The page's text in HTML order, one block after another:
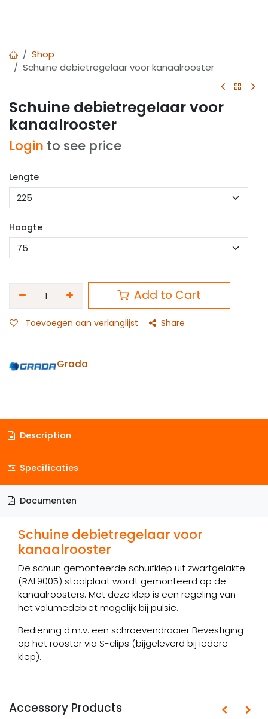
Shop
Schuine debietregelaar voor kanaalrooster
Schuine debietregelaar voor
kanaalrooster
Login to see price
Lengte
Hoogte
Add to Cart
Toevoegen aan verlanglijst Share
Grada
Description
Specificaties
Documenten
Schuine debietregelaar voor
kanaalrooster
De schuin gemonteerde schuifklep uit zwartgelakte
(RAL9005) staalplaat wordt gemonteerd op de
kanaalroosters. Met deze klep is een regeling van
het volumedebiet mogelijk bij pulsie.
Bediening d.m.v. een schroevendraaier Bevestiging
op het rooster via S-clips (bijgeleverd bij iedere
klep).
Accessory Products